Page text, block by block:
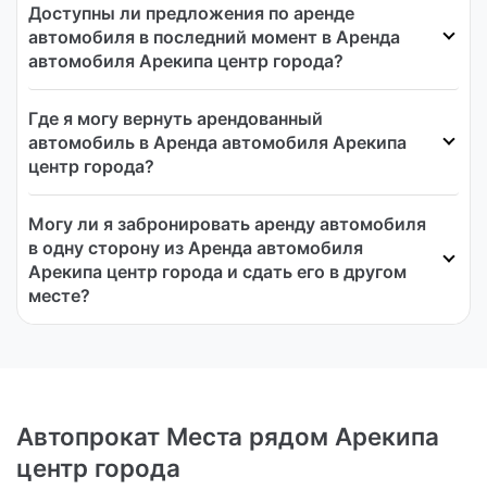
Доступны ли предложения по аренде
автомобиля в последний момент в Аренда
автомобиля Арекипа центр города?
Где я могу вернуть арендованный
автомобиль в Аренда автомобиля Арекипа
центр города?
Могу ли я забронировать аренду автомобиля
в одну сторону из Аренда автомобиля
Арекипа центр города и сдать его в другом
месте?
Автопрокат Места рядом Арекипа
центр города